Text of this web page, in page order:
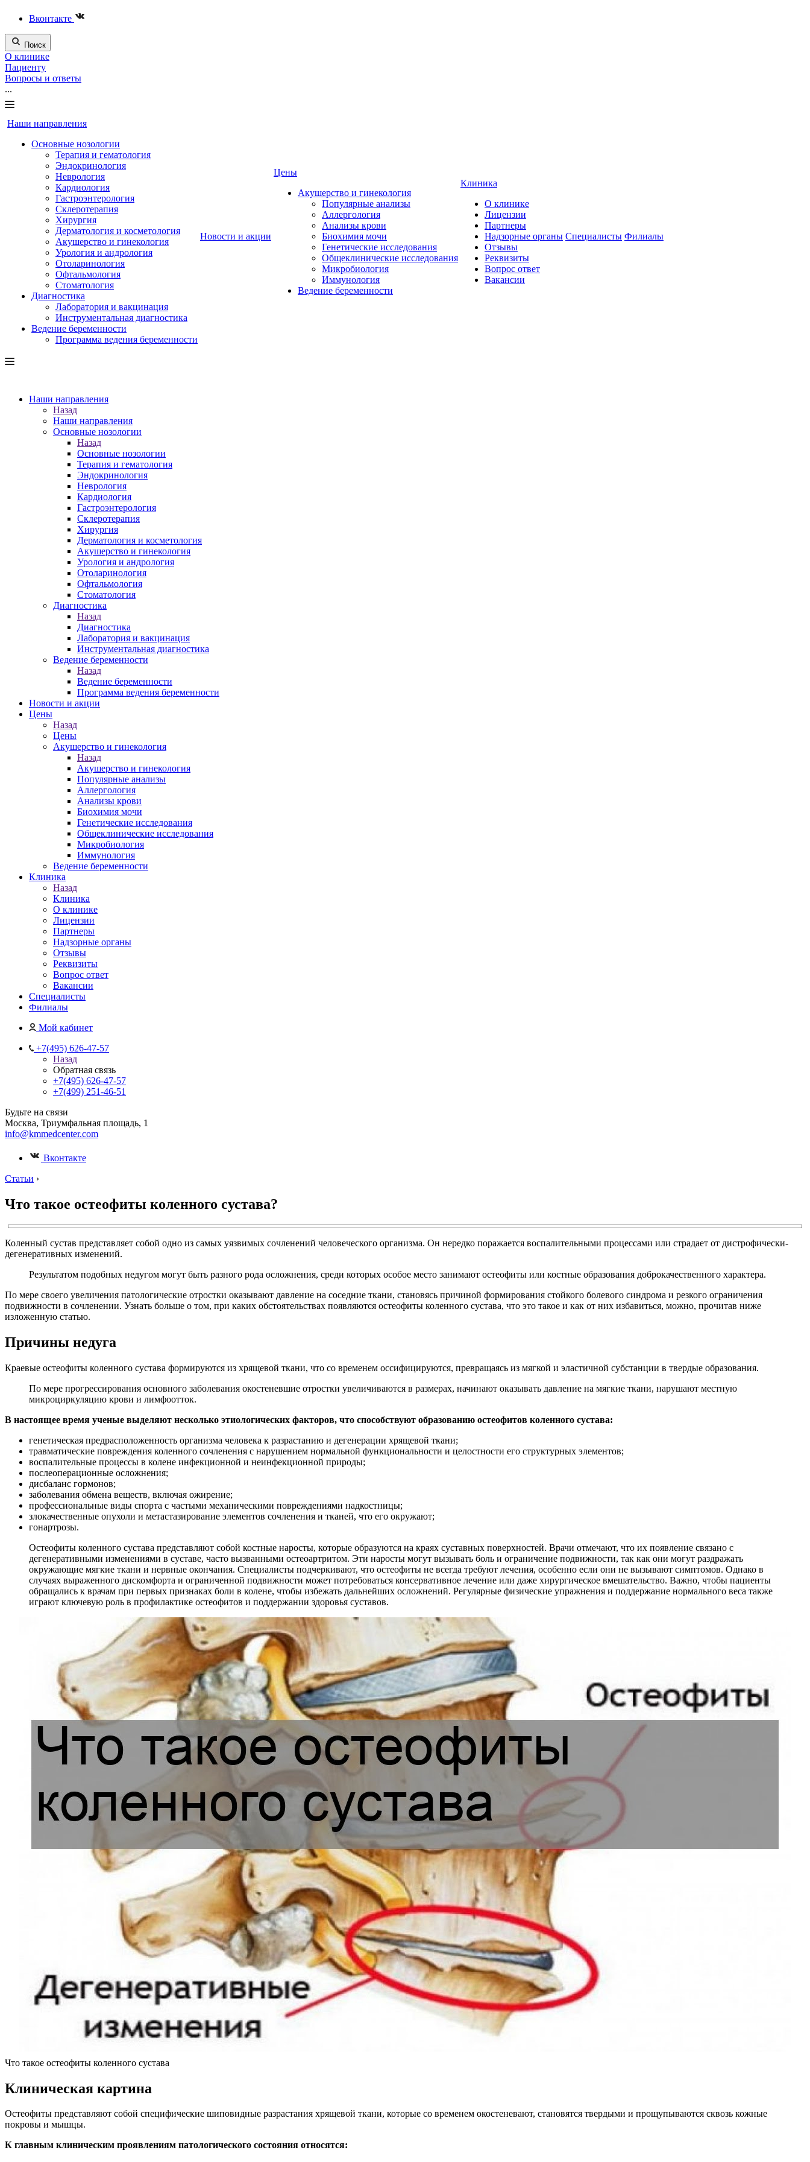
Вконтакте
Поиск
О клинике
Пациенту
Вопросы и ответы
...
Наши направления
Основные нозологии
Терапия и гематология
Эндокринология
Неврология
Кардиология
Гастроэнтерология
Склеротерапия
Хирургия
Дерматология и косметология
Акушерство и гинекология
Урология и андрология
Отоларинология
Офтальмология
Стоматология
Диагностика
Лаборатория и вакцинация
Инструментальная диагностика
Ведение беременности
Программа ведения беременности
Новости и акции
Цены
Акушерство и гинекология
Популярные анализы
Аллергология
Анализы крови
Биохимия мочи
Генетические исследования
Общеклинические исследования
Микробиология
Иммунология
Ведение беременности
Клиника
О клинике
Лицензии
Партнеры
Надзорные органы
Отзывы
Реквизиты
Вопрос ответ
Вакансии
Специалисты Филиалы
Наши направления
Назад
Наши направления
Основные нозологии
Назад
Основные нозологии
Терапия и гематология
Эндокринология
Неврология
Кардиология
Гастроэнтерология
Склеротерапия
Хирургия
Дерматология и косметология
Акушерство и гинекология
Урология и андрология
Отоларинология
Офтальмология
Стоматология
Диагностика
Назад
Диагностика
Лаборатория и вакцинация
Инструментальная диагностика
Ведение беременности
Назад
Ведение беременности
Программа ведения беременности
Новости и акции
Цены
Назад
Цены
Акушерство и гинекология
Назад
Акушерство и гинекология
Популярные анализы
Аллергология
Анализы крови
Биохимия мочи
Генетические исследования
Общеклинические исследования
Микробиология
Иммунология
Ведение беременности
Клиника
Назад
Клиника
О клинике
Лицензии
Партнеры
Надзорные органы
Отзывы
Реквизиты
Вопрос ответ
Вакансии
Специалисты
Филиалы
Мой кабинет
+7(495) 626-47-57
Назад
Обратная связь
+7(495) 626-47-57
+7(499) 251-46-51
Будьте на связи
Москва, Триумфальная площадь, 1
info@kmmedcenter.com
Вконтакте
Статьи ›
Что такое остеофиты коленного сустава?
Коленный сустав представляет собой одно из самых уязвимых сочленений человеческого организма. Он нередко поражается воспалительными процессами или страдает от дистрофически-
дегенеративных изменений.
Результатом подобных недугом могут быть разного рода осложнения, среди которых особое место занимают остеофиты или костные образования доброкачественного характера.
По мере своего увеличения патологические отростки оказывают давление на соседние ткани, становясь причиной формирования стойкого болевого синдрома и резкого ограничения
подвижности в сочленении. Узнать больше о том, при каких обстоятельствах появляются остеофиты коленного сустава, что это такое и как от них избавиться, можно, прочитав ниже
изложенную статью.
Причины недуга
Краевые остеофиты коленного сустава формируются из хрящевой ткани, что со временем оссифицируются, превращаясь из мягкой и эластичной субстанции в твердые образования.
По мере прогрессирования основного заболевания окостеневшие отростки увеличиваются в размерах, начинают оказывать давление на мягкие ткани, нарушают местную
микроциркуляцию крови и лимфоотток.
В настоящее время ученые выделяют несколько этиологических факторов, что способствуют образованию остеофитов коленного сустава:
генетическая предрасположенность организма человека к разрастанию и дегенерации хрящевой ткани;
травматические повреждения коленного сочленения с нарушением нормальной функциональности и целостности его структурных элементов;
воспалительные процессы в колене инфекционной и неинфекционной природы;
послеоперационные осложнения;
дисбаланс гормонов;
заболевания обмена веществ, включая ожирение;
профессиональные виды спорта с частыми механическими повреждениями надкостницы;
злокачественные опухоли и метастазирование элементов сочленения и тканей, что его окружают;
гонартрозы.
Остеофиты коленного сустава представляют собой костные наросты, которые образуются на краях суставных поверхностей. Врачи отмечают, что их появление связано с
дегенеративными изменениями в суставе, часто вызванными остеоартритом. Эти наросты могут вызывать боль и ограничение подвижности, так как они могут раздражать
окружающие мягкие ткани и нервные окончания. Специалисты подчеркивают, что остеофиты не всегда требуют лечения, особенно если они не вызывают симптомов. Однако в
случаях выраженного дискомфорта и ограниченной подвижности может потребоваться консервативное лечение или даже хирургическое вмешательство. Важно, чтобы пациенты
обращались к врачам при первых признаках боли в колене, чтобы избежать дальнейших осложнений. Регулярные физические упражнения и поддержание нормального веса также
играют ключевую роль в профилактике остеофитов и поддержании здоровья суставов.
Что такое остеофиты коленного сустава
Клиническая картина
Остеофиты представляют собой специфические шиповидные разрастания хрящевой ткани, которые со временем окостеневают, становятся твердыми и прощупываются сквозь кожные
покровы и мышцы.
К главным клиническим проявлениям патологического состояния относятся: